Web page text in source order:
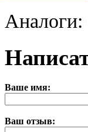
Аналоги:
Ваше имя:
Ваш отзыв: